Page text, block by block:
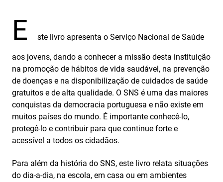
E ste livro apresenta o Serviço Nacional de Saúde
aos jovens, dando a conhecer a missão desta instituição
na promoção de hábitos de vida saudável, na prevenção
de doenças e na disponibilização de cuidados de saúde
gratuitos e de alta qualidade. O SNS é uma das maiores
conquistas da democracia portuguesa e não existe em
muitos países do mundo. É importante conhecê-lo,
protegê-lo e contribuir para que continue forte e
acessível a todos os cidadãos.
Para além da história do SNS, este livro relata situações
do dia-a-dia, na escola, em casa ou em ambientes